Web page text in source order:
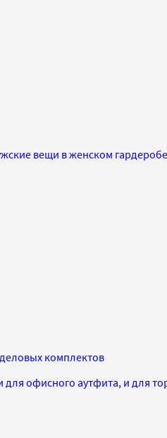
вещи в женском гардеробе
комплектов
офисного аутфита, и для